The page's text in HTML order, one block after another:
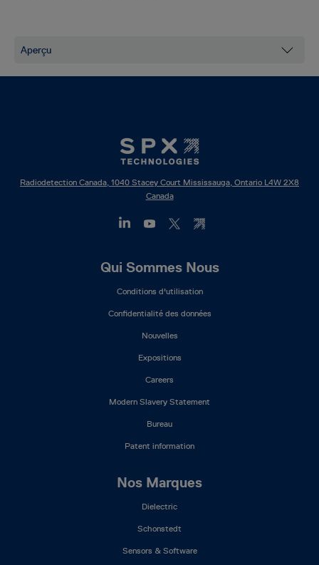
Radiodetection Canada, 1040 Stacey Court Mississauga, Ontario L4W 2X8
Canada
Qui Sommes Nous
Conditions d'utilisation
Confidentialité des données
Nouvelles
Expositions
Careers
Modern Slavery Statement
Bureau
Patent information
Nos Marques
Dielectric
Schonstedt
Sensors & Software